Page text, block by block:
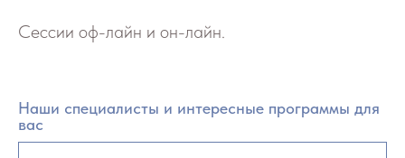
Сессии оф-лайн и он-лайн.
Наши специалисты и интересные программы для
вас